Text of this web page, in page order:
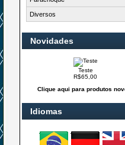
Diversos
Novidades
Teste
R$65,00
Clique aqui para produtos
Idiomas